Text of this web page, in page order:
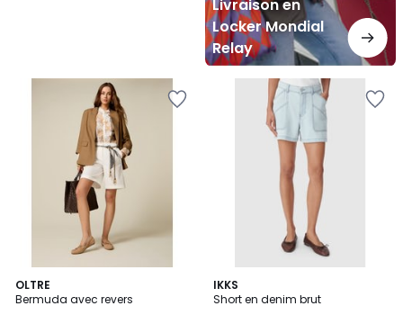
Livraison en
Locker Mondial
Relay
OLTRE
Bermuda avec revers
2
Couleurs
IKKS
Short en denim brut